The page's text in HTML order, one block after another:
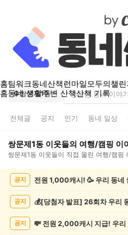
홈팀워크동네산책런마일모두의챌
홈동네 생활주변 산책산책 기록
쌍문제1동
전체글 공지 인기 동네 일상
쌍문제1동 이웃들의 여행/캠핑 이
쌍문제1동 이웃들이 직접 올린 여행/캠핑
행/
공지 전원 1,000캐시! 🥳 우리 동네
공지
공지